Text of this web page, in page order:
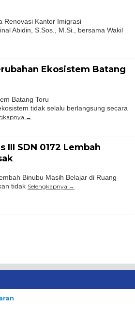
Renovasi Kantor Imigrasi
Abidin, S.Sos., M.Si., bersama Wakil
Ekosistem Batang
Batang Toru
tidak selalu berlangsung secara
III SDN 0172 Lembah
Binubu Masih Belajar di Ruang
tidak Selengkapnya